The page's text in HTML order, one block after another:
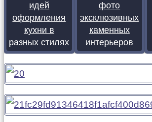
идей
оформления
кухни в
разных стилях
фото
эксклюзивных
каменных
интерьеров